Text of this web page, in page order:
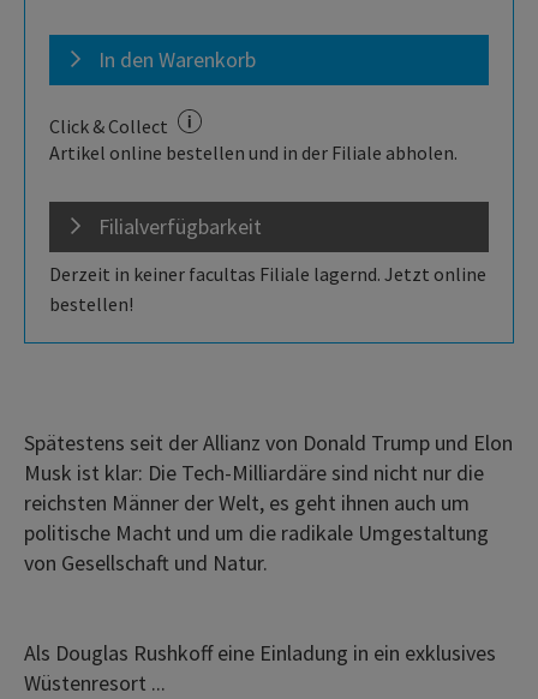
In den Warenkorb
Click & Collect
Artikel online bestellen und in der Filiale abholen.
Filialverfügbarkeit
Derzeit in keiner facultas Filiale lagernd. Jetzt online
bestellen!
Spätestens seit der Allianz von Donald Trump und Elon
Musk ist klar: Die Tech-Milliardäre sind nicht nur die
reichsten Männer der Welt, es geht ihnen auch um
politische Macht und um die radikale Umgestaltung
von Gesellschaft und Natur.
Als Douglas Rushkoff eine Einladung in ein exklusives
Wüstenresort ...